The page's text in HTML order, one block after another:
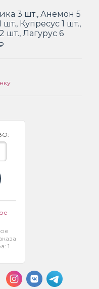
3 шт., Анемон 5
Купресус 1 шт.,
шт., Лагурус 6
1